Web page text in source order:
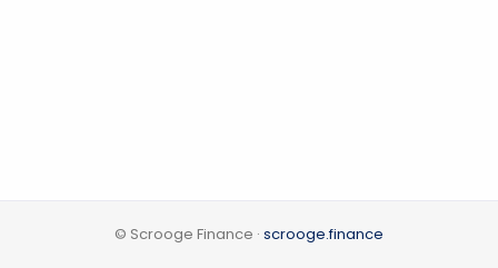
© Scrooge Finance · scrooge.finance